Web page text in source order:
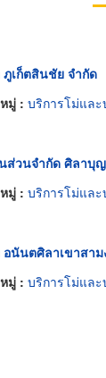
เก็ตสินชัย จำกัด
มู่ : บริการโม่และ
ส่วนจำกัด ศิลาบุ
มู่ : บริการโม่และ
นันตศิลาเขาสาม
มู่ : บริการโม่และ